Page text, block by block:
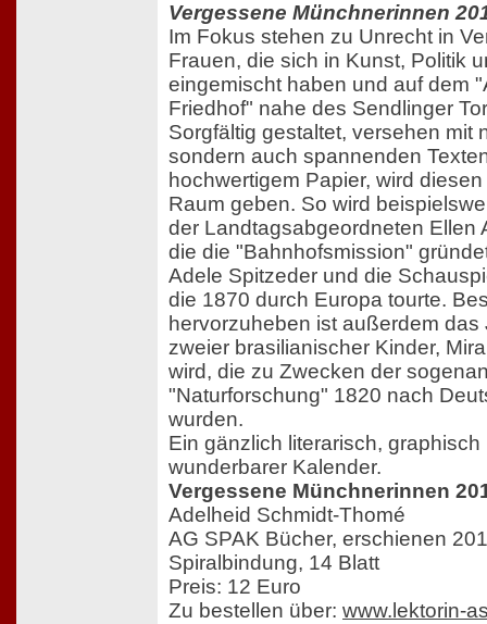
Vergessene Münchnerinnen
Im Fokus stehen zu Unrecht in
Frauen, die sich in Kunst, Politik
eingemischt haben und auf dem
Friedhof" nahe des Sendlinger
Sorgfältig gestaltet, versehen mit
sondern auch spannenden
hochwertigem Papier, wird
Raum geben. So wird
der Landtagsabgeordneten Ellen
die die "Bahnhofsmission"
Adele Spitzeder und die
die 1870 durch Europa tourte.
hervorzuheben ist außerdem das
zweier brasilianischer Kinder,
wird, die zu Zwecken der
"Naturforschung" 1820 nach
wurden.
Ein gänzlich literarisch,
wunderbarer Kalender.
Vergessene Münchnerinnen
Adelheid Schmidt-Thomé
AG SPAK Bücher, erschienen
Spiralbindung, 14 Blatt
Preis: 12 Euro
Zu bestellen über: www.lektorin-